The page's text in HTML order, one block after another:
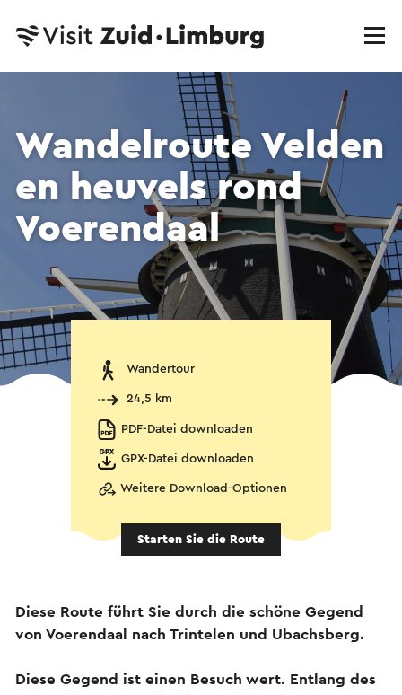
Wandelroute Velden
en heuvels rond
Voerendaal
Wandertour
24,5 km
PDF-Datei downloaden
GPX-Datei downloaden
Weitere Download-Optionen
Starten Sie die Route
Diese Route führt Sie durch die schöne Gegend
von Voerendaal nach Trintelen und Ubachsberg.
Diese Gegend ist einen Besuch wert. Entlang des